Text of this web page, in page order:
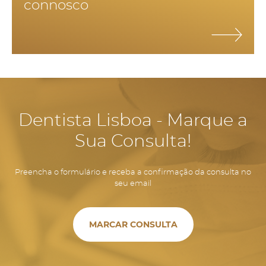
mínimo 2 vezes por dia, fio dentário uma vez por dia e
connosco
Dentista Lisboa - Marque a
Sua Consulta!
Preencha o formulário e receba a confirmação da consulta no
seu email
MARCAR CONSULTA